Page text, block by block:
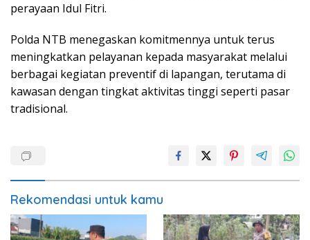
perayaan Idul Fitri.
Polda NTB menegaskan komitmennya untuk terus
meningkatkan pelayanan kepada masyarakat melalui
berbagai kegiatan preventif di lapangan, terutama di
kawasan dengan tingkat aktivitas tinggi seperti pasar
tradisional.
Rekomendasi untuk kamu